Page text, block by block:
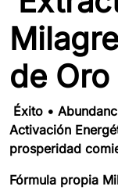
de Oro
Éxito •
Activación
prosperidad
Fórmula propia